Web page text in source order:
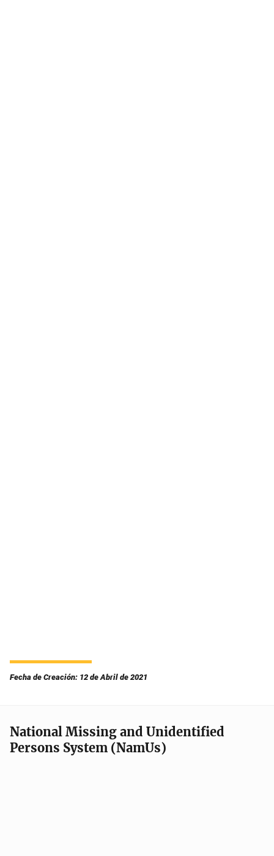
Fecha de Creación: 12 de Abril de 2021
National Missing and Unidentified
Persons System (NamUs)